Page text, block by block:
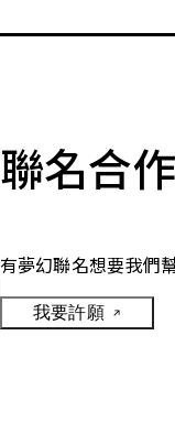
聯名合
有夢幻聯名想要我們
我要許願